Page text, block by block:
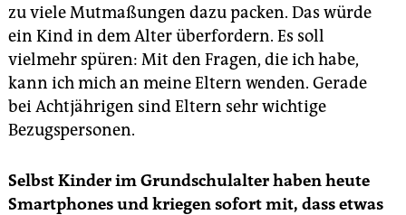
zu viele Mutmaßungen dazu packen. Das würde
ein Kind in dem Alter überfordern. Es soll
vielmehr spüren: Mit den Fragen, die ich habe,
kann ich mich an meine Eltern wenden. Gerade
bei Achtjährigen sind Eltern sehr wichtige
Bezugspersonen.
Selbst Kinder im Grundschulalter haben heute
Smartphones und kriegen sofort mit, dass etwas